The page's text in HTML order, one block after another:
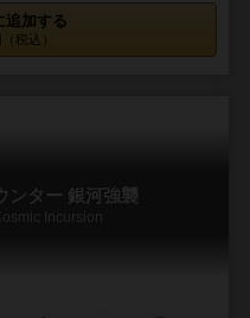
追加する
税込）
ンター 銀河強襲
Incursion